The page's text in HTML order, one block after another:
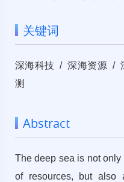
关键词
深海科技 / 深海资源 /
测
Abstract
The deep sea is not
of resources, but also